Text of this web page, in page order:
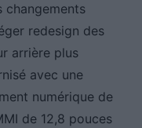
changements
redesign des
arrière plus
avec une
numérique de
de 12,8 pouces